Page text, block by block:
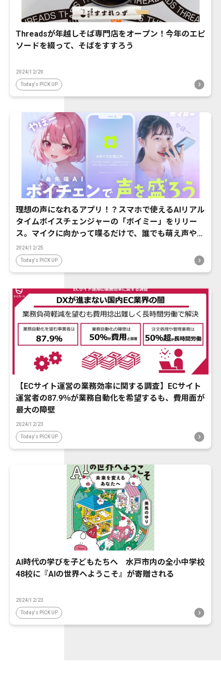
Threadsが年越しそば専門店をオープン！今年のエピ
ソードを綴って、そばをすすろう
2024/12/20
Today's PICK UP
理想の声になれるアプリ！？スマホで使えるAIリアル
タイムボイスチェンジャーの「ボイミー」をリリー
ス。マイクに向かって喋るだけで、誰でも萌え声やイ
ケボ風に音声変換が可能に。
2024/12/25
Today's PICK UP
【ECサイト運営の業務効率に関する調査】ECサイト
運営者の87.9％が業務自動化を希望するも、費用面が
最大の障壁
2024/12/23
Today's PICK UP
AI時代の学びを子どもたちへ 水戸市内の全小中学校
48校に『AIの世界へようこそ』が寄贈される
2024/12/23
Today's PICK UP